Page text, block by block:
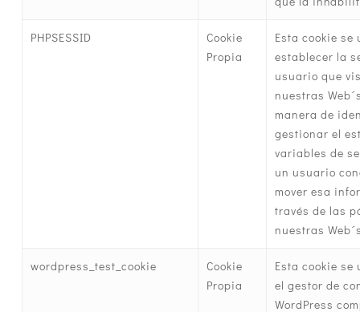
PHPSESSID
Cookie
Propia
Esta cookie se
establecer la
usuario que
nuestras
manera de
gestionar el
variables de
un usuario
mover esa
través de las
nuestras
wordpress_test_cookie
Cookie
Propia
Esta cookie
el gestor de
WordPress